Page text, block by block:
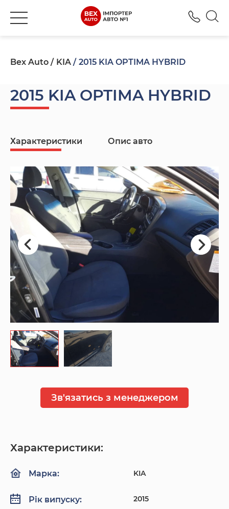
Bex Auto KIA 2015 KIA OPTIMA HYBRID
2015 KIA OPTIMA HYBRID
Характеристики Опис авто
Зв'язатись з менеджером
Характеристики:
Марка: KIA
Рік випуску: 2015